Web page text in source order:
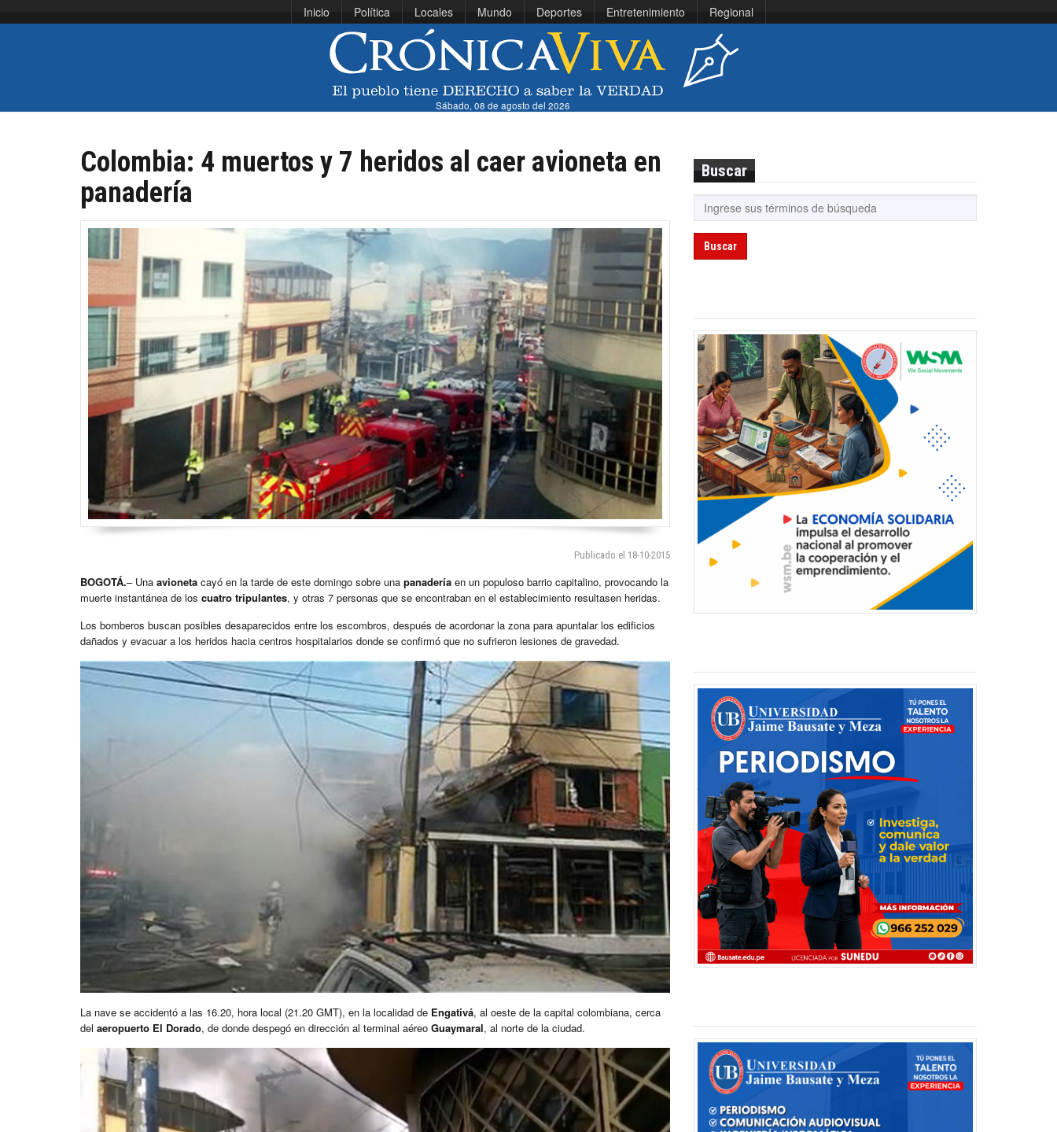
Inicio Política Locales Mundo Deportes Entretenimiento Regional
Sábado, 08 de agosto del 2026
Colombia: 4 muertos y 7 heridos al caer avioneta en
panadería
Publicado el 18-10-2015
BOGOTÁ.– Una avioneta cayó en la tarde de este domingo sobre una panadería en un populoso barrio capitalino, provocando la
muerte instantánea de los cuatro tripulantes, y otras 7 personas que se encontraban en el establecimiento resultasen heridas.
Los bomberos buscan posibles desaparecidos entre los escombros, después de acordonar la zona para apuntalar los edificios
dañados y evacuar a los heridos hacia centros hospitalarios donde se confirmó que no sufrieron lesiones de gravedad.
La nave se accidentó a las 16.20, hora local (21.20 GMT), en la localidad de Engativá, al oeste de la capital colombiana, cerca
del aeropuerto El Dorado, de donde despegó en dirección al terminal aéreo Guaymaral, al norte de la ciudad.
Buscar
Buscar